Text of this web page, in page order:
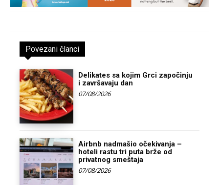
Povezani članci
Delikates sa kojim Grci započinju
i završavaju dan
07/08/2026
Airbnb nadmašio očekivanja –
hoteli rastu tri puta brže od
privatnog smeštaja
07/08/2026